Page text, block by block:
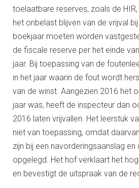
toelaatbare reserves, zoals de
het onbelast blijven van de vrijval
boekjaar moeten worden
de fiscale reserve per het einde
jaar. Bij toepassing van de
in het jaar waarin de fout wordt
van de winst. Aangezien 2016 het
jaar was, heeft de inspecteur dan
2016 laten vrijvallen. Het leerstuk
niet van toepassing, omdat
zijn bij een navorderingsaanslag en
opgelegd. Het hof verklaart het
en bevestigt de uitspraak van de